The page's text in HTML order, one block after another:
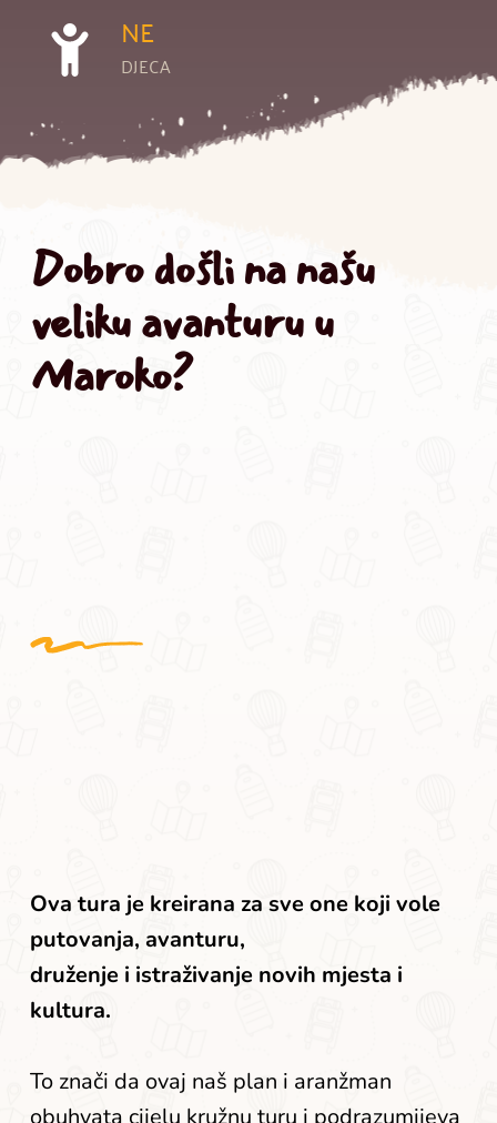
NE
DJECA
Dobro došli na našu
veliku avanturu u
Maroko?
Ova tura je kreirana za sve one koji vole
putovanja, avanturu,
druženje i istraživanje novih mjesta i
kultura.
To znači da ovaj naš plan i aranžman
obuhvata cijelu kružnu turu i podrazumijeva